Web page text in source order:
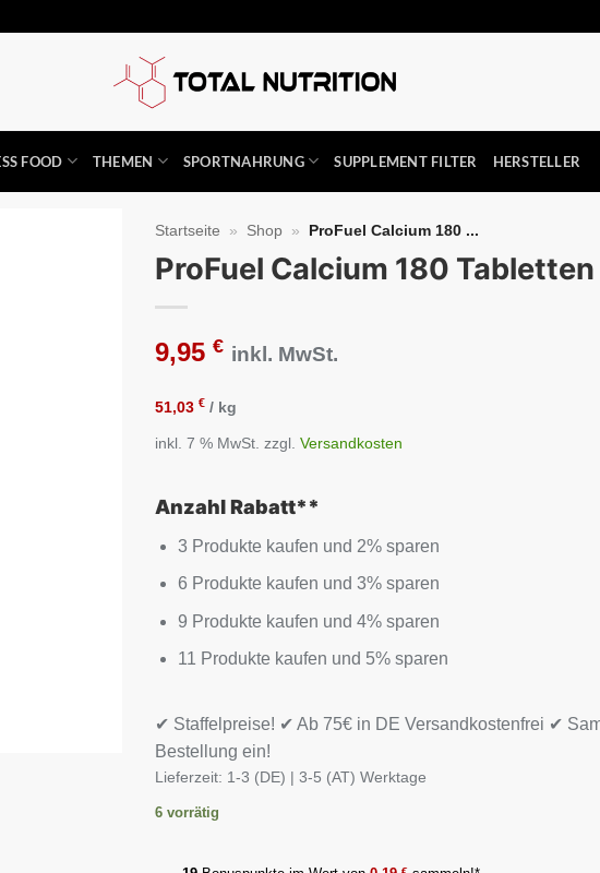
FOOD THEMEN SPORTNAHRUNG SUPPLEMENT FILTER HERSTELLER
Startseite » Shop » ProFuel Calcium 180 ...
ProFuel Calcium 180 Tabletten
9,95€ inkl. MwSt.
51,03€ / kg
inkl. 7 % MwSt. zzgl.Versandkosten
Anzahl Rabatt**
3 Produkte kaufen und 2% sparen
6 Produkte kaufen und 3% sparen
9 Produkte kaufen und 4% sparen
11 Produkte kaufen und 5% sparen
✔ Staffelpreise! ✔ Ab 75€ in DE Versandkostenfrei ✔
Bestellung ein!
Lieferzeit: 1-3 (DE) | 3-5 (AT) Werktage
6 vorrätig